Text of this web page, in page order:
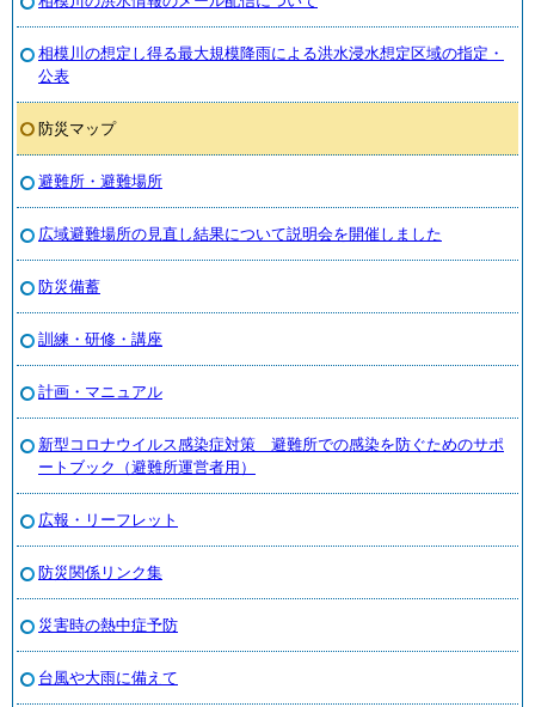
相模川の想定し得る最大規模降雨による洪水浸水想定区域の指定・
公表
防災マップ
避難所・避難場所
広域避難場所の見直し結果について説明会を開催しました
防災備蓄
訓練・研修・講座
計画・マニュアル
新型コロナウイルス感染症対策 避難所での感染を防ぐためのサポ
ートブック（避難所運営者用）
広報・リーフレット
防災関係リンク集
災害時の熱中症予防
台風や大雨に備えて